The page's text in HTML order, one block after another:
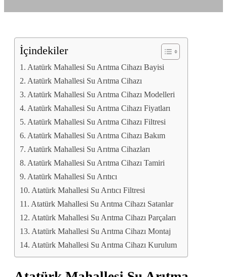
İçindekiler
Atatürk Mahallesi Su Arıtma Cihazı Bayisi
Atatürk Mahallesi Su Arıtma Cihazı
Atatürk Mahallesi Su Arıtma Cihazı Modelleri
Atatürk Mahallesi Su Arıtma Cihazı Fiyatları
Atatürk Mahallesi Su Arıtma Cihazı Filtresi
Atatürk Mahallesi Su Arıtma Cihazı Bakım
Atatürk Mahallesi Su Arıtma Cihazları
Atatürk Mahallesi Su Arıtma Cihazı Tamiri
Atatürk Mahallesi Su Arıtıcı
Atatürk Mahallesi Su Arıtıcı Filtresi
Atatürk Mahallesi Su Arıtma Cihazı Satanlar
Atatürk Mahallesi Su Arıtma Cihazı Parçaları
Atatürk Mahallesi Su Arıtma Cihazı Montaj
Atatürk Mahallesi Su Arıtma Cihazı Kurulum